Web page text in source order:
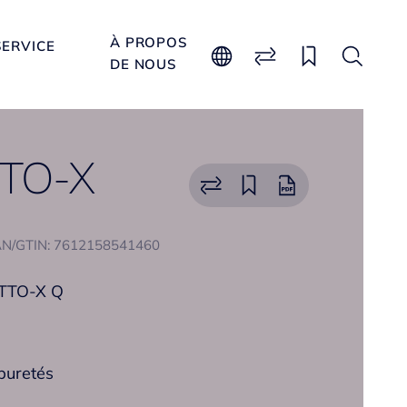
À PROPOS
DE NOUS
X
GTIN: 7612158541460
X Q